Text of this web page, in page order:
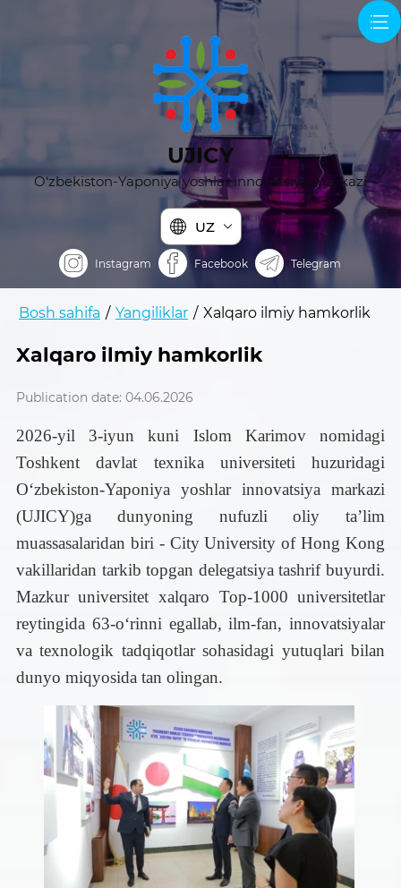
UJICY
O‘zbekiston-Yaponiya yoshlar innovatsiya markazi
UZ
Instagram Facebook Telegram
Bosh sahifa / Yangiliklar / Xalqaro ilmiy hamkorlik
Xalqaro ilmiy hamkorlik
Publication date: 04.06.2026
2026-yil 3-iyun kuni Islom Karimov nomidagi
Toshkent davlat texnika universiteti huzuridagi
O‘zbekiston-Yaponiya yoshlar innovatsiya markazi
(UJICY)ga dunyoning nufuzli oliy ta’lim
muassasalaridan biri - City University of Hong Kong
vakillaridan tarkib topgan delegatsiya tashrif buyurdi.
Mazkur universitet xalqaro Top-1000 universitetlar
reytingida 63-o‘rinni egallab, ilm-fan, innovatsiyalar
va texnologik tadqiqotlar sohasidagi yutuqlari bilan
dunyo miqyosida tan olingan.